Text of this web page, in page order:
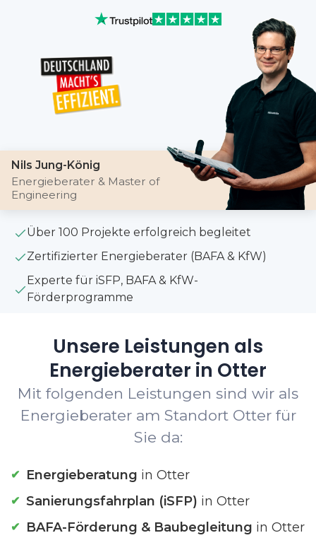
Nils Jung-König
Energieberater & Master of
Engineering
Über 100 Projekte erfolgreich begleitet
Zertifizierter Energieberater (BAFA & KfW)
Experte für iSFP, BAFA & KfW-
Förderprogramme
Unsere Leistungen als
Energieberater in Otter
Mit folgenden Leistungen sind wir als
Energieberater am Standort Otter für
Sie da:
Energieberatung in Otter
Sanierungsfahrplan (iSFP) in Otter
BAFA-Förderung & Baubegleitung in Otter